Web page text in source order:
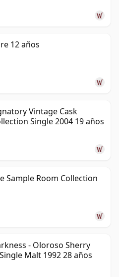
12 años
Vintage Cask
Single 2004 19 años
Sample Room Collection
- Oloroso Sherry
Malt 1992 28 años